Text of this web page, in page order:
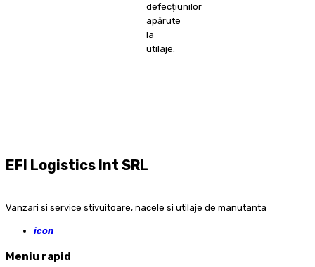
defecțiunilor
apărute
la
utilaje.
EFI Logistics Int SRL
Vanzari si service stivuitoare, nacele si utilaje de manutanta
icon
Meniu rapid